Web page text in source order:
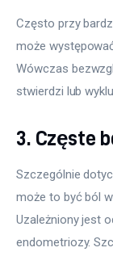
Często przy
może
Wówczas
stwierdzi lub
3. Częste
Szczególnie
może to być ból
Uzależniony jest
endometriozy.